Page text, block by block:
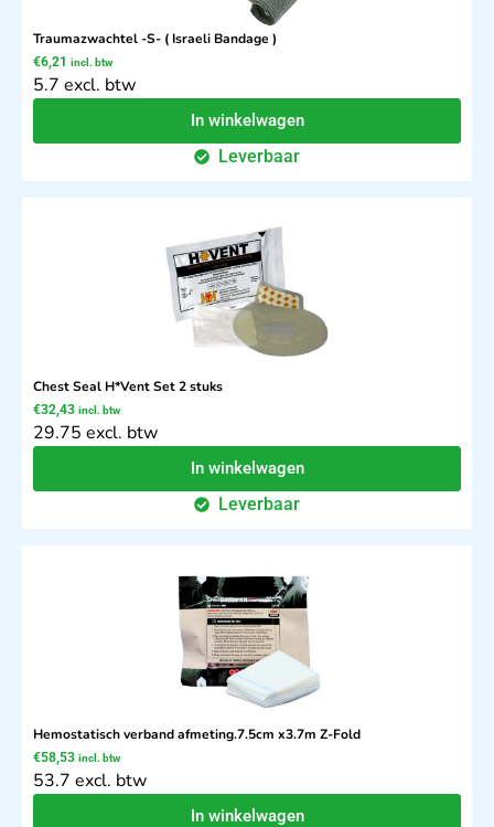
Traumazwachtel -S- ( Israeli Bandage )
€6,21 incl. btw
5.7 excl. btw
In winkelwagen
Leverbaar
Chest Seal H*Vent Set 2 stuks
€32,43 incl. btw
29.75 excl. btw
In winkelwagen
Leverbaar
Hemostatisch verband afmeting.7.5cm x3.7m Z-Fold
€58,53 incl. btw
53.7 excl. btw
In winkelwagen